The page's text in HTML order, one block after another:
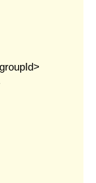
groupId>